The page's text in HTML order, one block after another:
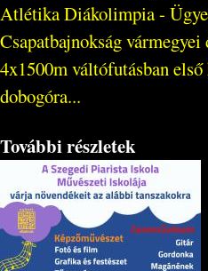
Atlétika Diákolimpia -
Csapatbajnokság
4x1500m váltófutásban
dobogóra...
További részletek